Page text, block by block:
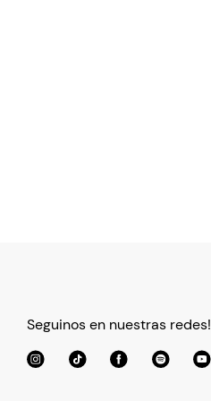
Seguinos en nuestras redes!